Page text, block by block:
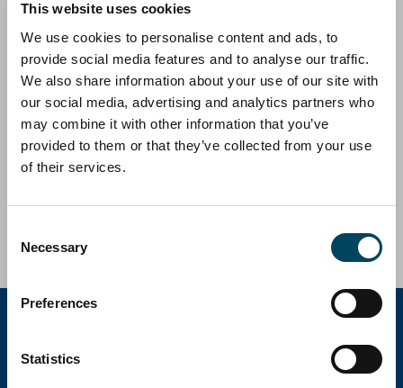
This website uses cookies
We use cookies to personalise content and ads, to
provide social media features and to analyse our traffic.
We also share information about your use of our site with
our social media, advertising and analytics partners who
may combine it with other information that you’ve
provided to them or that they’ve collected from your use
of their services.
Selection
Necessary
Preferences
Statistics
Villaverde, Madrid, España
Catella AM Iberia ha participado como gestor de
inversiones inmobiliarias en la compra de un edificio
"llave en mano" de vivienda protegida situado en
Villaverde (Madrid) en representación de Catella
European Residential, ocupándose posteriormente de
Volumen de inversión c. 26,1 millones de euros
Catella Group